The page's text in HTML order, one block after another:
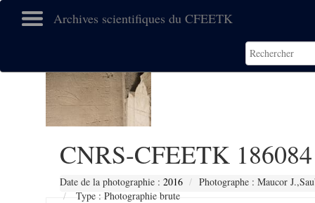
Archives scientifiques du CFEETK
CNRS-CFEETK 186084
Date de la photographie : 2016
Photographe : Maucor
Type : Photographie brute